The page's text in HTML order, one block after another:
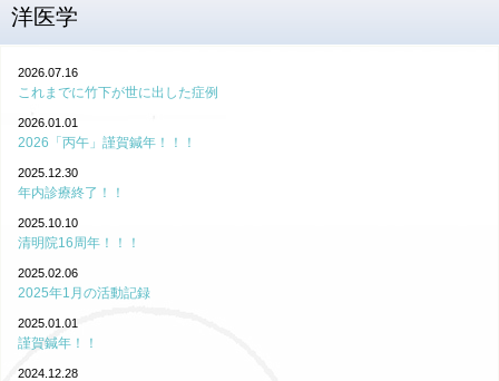
洋医学
2026.07.16
これまでに竹下が世に出した症例
2026.01.01
2026「丙午」謹賀鍼年！！！
2025.12.30
年内診療終了！！
2025.10.10
清明院16周年！！！
2025.02.06
2025年1月の活動記録
2025.01.01
謹賀鍼年！！
2024.12.28